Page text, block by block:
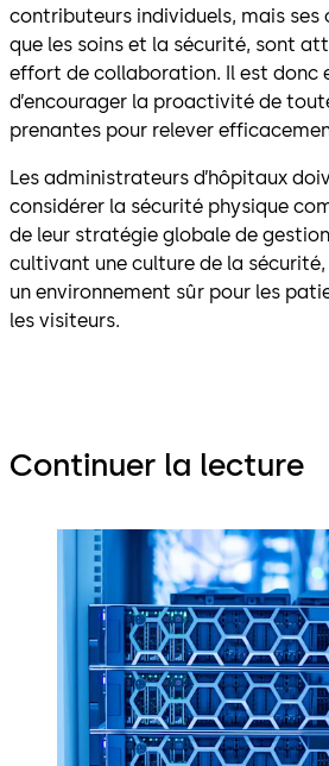
contributeurs individuels, mais
que les soins et la sécurité, sont
effort de collaboration. Il est donc
d’encourager la proactivité de
prenantes pour relever
Les administrateurs d’hôpitaux
considérer la sécurité physique
de leur stratégie globale de
cultivant une culture de la
un environnement sûr pour les
les visiteurs.
Continuer la lecture